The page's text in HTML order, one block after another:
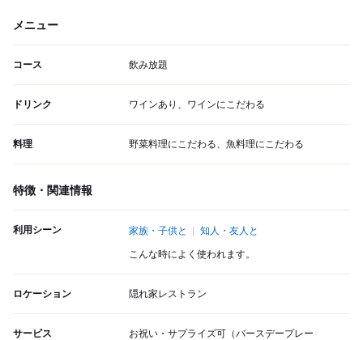
メニュー
コース 飲み放題
ドリンク ワインあり、ワインにこだわる
料理 野菜料理にこだわる、魚料理にこだわる
特徴・関連情報
利用シーン 家族・子供と 知人・友人と
こんな時によく使われます。
ロケーション 隠れ家レストラン
サービス
お祝い・サプライズ可（バースデープレー